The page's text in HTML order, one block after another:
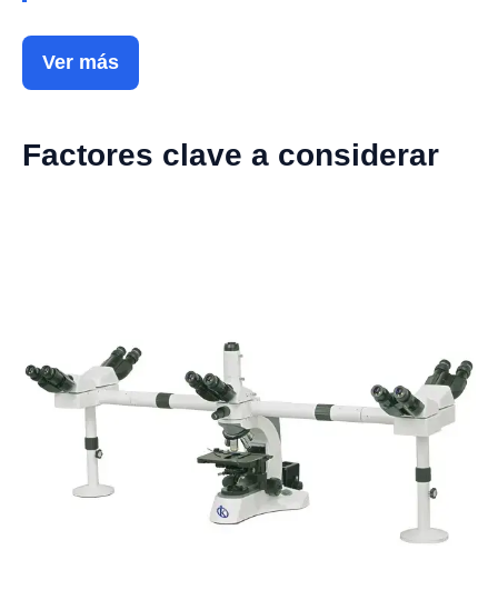
Ver más
Factores clave a considerar